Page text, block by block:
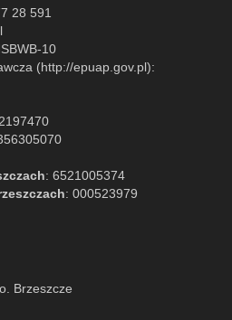
28 591
10
(http://epuap.gov.pl):
: 6521005374
: 000523979
Brzeszcze